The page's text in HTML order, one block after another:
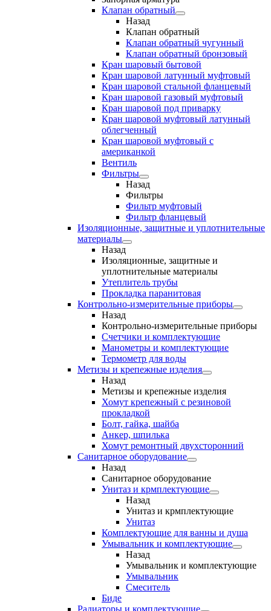
Клапан обратный
Назад
Клапан обратный
Клапан обратный чугунный
Клапан обратный бронзовый
Кран шаровый бытовой
Кран шаровой латунный муфтовый
Кран шаровой стальной фланцевый
Кран шаровой газовый муфтовый
Кран шаровой под приварку
Кран шаровой муфтовый латунный
облегченный
Кран шаровой муфтовый с
американкой
Вентиль
Фильтры
Назад
Фильтры
Фильтр муфтовый
Фильтр фланцевый
Изоляционные, защитные и уплотнительные
материалы
Назад
Изоляционные, защитные и
уплотнительные материалы
Утеплитель трубы
Прокладка паранитовая
Контрольно-измерительные приборы
Назад
Контрольно-измерительные приборы
Счетчики и комплектующие
Манометры и комплектующие
Термометр для воды
Метизы и крепежные изделия
Назад
Метизы и крепежные изделия
Хомут крепежный с резиновой
прокладкой
Болт, гайка, шайба
Анкер, шпилька
Хомут ремонтный двухсторонний
Санитарное оборудование
Назад
Санитарное оборудование
Унитаз и крмплектующие
Назад
Унитаз и крмплектующие
Унитаз
Комплектующие для ванны и душа
Умывальник и комплектующие
Назад
Умывальник и комплектующие
Умывальник
Смеситель
Биде
Радиаторы и комплектующие